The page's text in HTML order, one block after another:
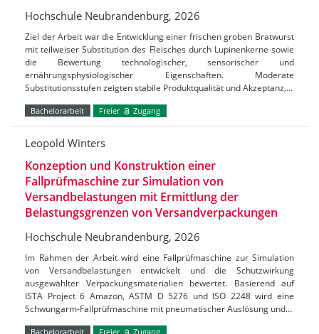
Hochschule Neubrandenburg, 2026
Ziel der Arbeit war die Entwicklung einer frischen groben Bratwurst
mit teilweiser Substitution des Fleisches durch Lupinenkerne sowie
die Bewertung technologischer, sensorischer und
ernährungsphysiologischer Eigenschaften. Moderate
Substitutionsstufen zeigten stabile Produktqualität und Akzeptanz,…
Bachelorarbeit Freier Zugang
Leopold Winters
Konzeption und Konstruktion einer
Fallprüfmaschine zur Simulation von
Versandbelastungen mit Ermittlung der
Belastungsgrenzen von Versandverpackungen
Hochschule Neubrandenburg, 2026
Im Rahmen der Arbeit wird eine Fallprüfmaschine zur Simulation
von Versandbelastungen entwickelt und die Schutzwirkung
ausgewählter Verpackungsmaterialien bewertet. Basierend auf
ISTA Project 6 Amazon, ASTM D 5276 und ISO 2248 wird eine
Schwungarm-Fallprüfmaschine mit pneumatischer Auslösung und…
Bachelorarbeit Freier Zugang